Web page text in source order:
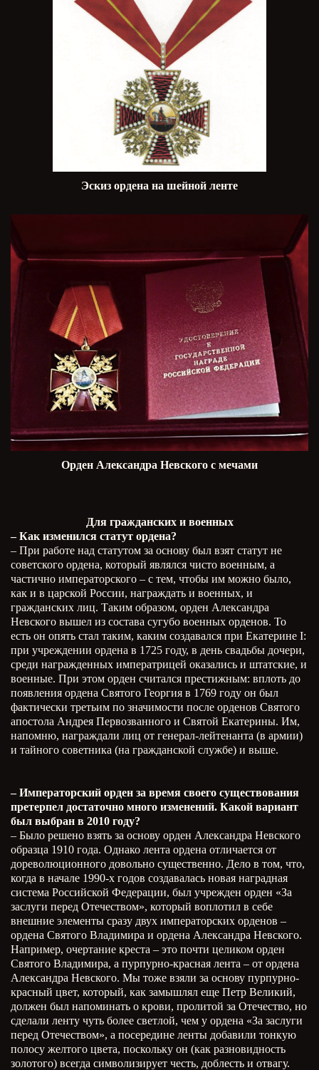
Эскиз ордена на шейной ленте
Орден Александра Невского с мечами
Для гражданских и военных
– Как изменился статут ордена?
– При работе над статутом за основу был взят статут не
советского ордена, который являлся чисто военным, а
частично императорского – с тем, чтобы им можно было,
как и в царской России, награждать и военных, и
гражданских лиц. Таким образом, орден Александра
Невского вышел из состава сугубо военных орденов. То
есть он опять стал таким, каким создавался при Екатерине I:
при учреждении ордена в 1725 году, в день свадьбы дочери,
среди награжденных императрицей оказались и штатские, и
военные. При этом орден считался престижным: вплоть до
появления ордена Святого Георгия в 1769 году он был
фактически третьим по значимости после орденов Святого
апостола Андрея Первозванного и Святой Екатерины. Им,
напомню, награждали лиц от генерал-лейтенанта (в армии)
и тайного советника (на гражданской службе) и выше.
– Императорский орден за время своего существования
претерпел достаточно много изменений. Какой вариант
был выбран в 2010 году?
– Было решено взять за основу орден Александра Невского
образца 1910 года. Однако лента ордена отличается от
дореволюционного довольно существенно. Дело в том, что,
когда в начале 1990-х годов создавалась новая наградная
система Российской Федерации, был учрежден орден «За
заслуги перед Отечеством», который воплотил в себе
внешние элементы сразу двух императорских орденов –
ордена Святого Владимира и ордена Александра Невского.
Например, очертание креста – это почти целиком орден
Святого Владимира, а пурпурно-красная лента – от ордена
Александра Невского. Мы тоже взяли за основу пурпурно-
красный цвет, который, как замышлял еще Петр Великий,
должен был напоминать о крови, пролитой за Отечество, но
сделали ленту чуть более светлой, чем у ордена «За заслуги
перед Отечеством», а посередине ленты добавили тонкую
полосу желтого цвета, поскольку он (как разновидность
золотого) всегда символизирует честь, доблесть и отвагу.